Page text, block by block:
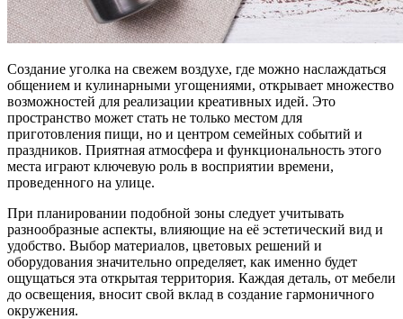
Создание уголка на свежем воздухе, где можно наслаждаться
общением и кулинарными угощениями, открывает множество
возможностей для реализации креативных идей. Это
пространство может стать не только местом для
приготовления пищи, но и центром семейных событий и
праздников. Приятная атмосфера и функциональность этого
места играют ключевую роль в восприятии времени,
проведенного на улице.
При планировании подобной зоны следует учитывать
разнообразные аспекты, влияющие на её эстетический вид и
удобство. Выбор материалов, цветовых решений и
оборудования значительно определяет, как именно будет
ощущаться эта открытая территория. Каждая деталь, от мебели
до освещения, вносит свой вклад в создание гармоничного
окружения.